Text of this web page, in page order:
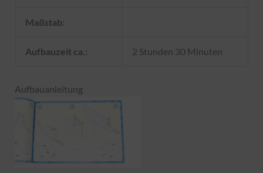
Maßstab:
Aufbauzeit ca.: 2 Stunden 30 Minuten
Aufbauanleitung